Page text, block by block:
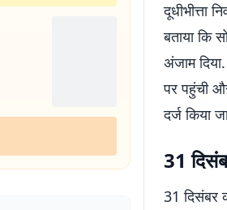
दूधीभीत्ता
बताया कि
अंजाम
पर पहुंची
दर्ज किया
31
31 दिसंबर